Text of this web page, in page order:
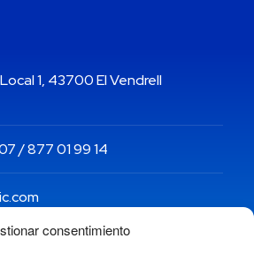
consentimiento
1, 43700 El Vendrell
/ 877 01 99 14